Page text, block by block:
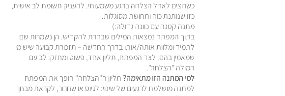
כשרוצים לאחל הצלחה ברגע משמעותי. להעניק תשומת לב אישית,
כזו שנותנת כוח ותחושת מסוגלות.
מתנה קטנה עם כוונה גדולה:)
בתוך המפתח נמצאות המילים שבחרת להקדיש. הן נשמרות שם
לתמיד ומלוות אותה/אותו בדרך החדשה – תזכורת קבועה שיש מי
שמאמין בהם. לצד המפתח, תליון אחד, פשוט ומחזק: לב עם
המילה "הצלחה"
.
למי המתנה הזו מתאימה?תליון ה"הצלחה" הופך את המפתח
למתנה מושלמת לרגעים של שינוי: לגיוס או שחרור, לקראת מבחן